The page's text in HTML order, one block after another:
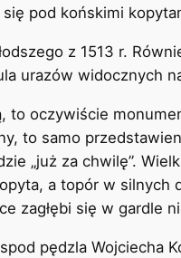
pod końskimi
z 1513 r.
urazów widocznych
oczywiście
to samo
„już za chwilę”.
a topór w silnych
zagłębi się w gardle
pędzla Wojciecha